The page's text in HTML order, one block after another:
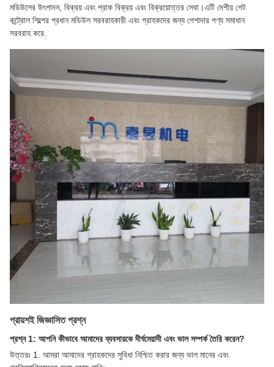
মডিউলের উৎপাদন, বিক্রয় এবং প্রাক বিক্রয় এবং বিক্রয়োত্তর সেবা।এটি দেশীয় গেট
কন্ট্রোল শিল্পের প্রধান মডিউল সরবরাহকারী এবং গ্রাহকদের জন্য পেশাদার পণ্য সমাধান
সরবরাহ করে.
প্রায়শই জিজ্ঞাসিত প্রশ্ন
প্রশ্ন 1: আপনি কীভাবে আমাদের ব্যবসায়কে দীর্ঘমেয়াদী এবং ভাল সম্পর্ক তৈরি করেন?
উত্তরঃ 1. আমরা আমাদের গ্রাহকদের সুবিধা নিশ্চিত করার জন্য ভাল মানের এবং